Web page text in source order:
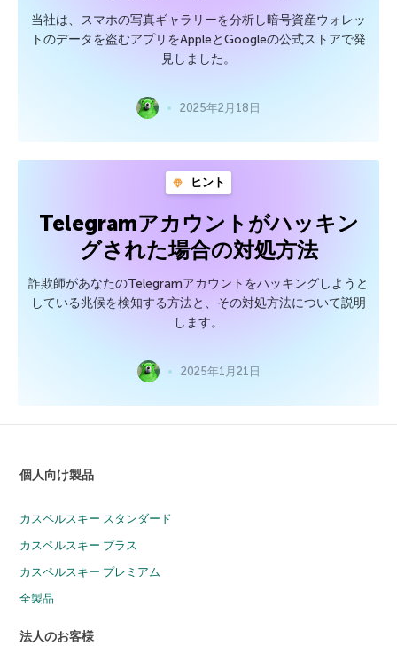
当社は、スマホの写真ギャラリーを分析し暗号資産ウォレッ
トのデータを盗むアプリをAppleとGoogleの公式ストアで発
見しました。
2025年2月18日
ヒント
Telegramアカウントがハッキン
グされた場合の対処方法
詐欺師があなたのTelegramアカウントをハッキングしようと
している兆候を検知する方法と、その対処方法について説明
します。
2025年1月21日
個人向け製品
カスペルスキー スタンダード
カスペルスキー プラス
カスペルスキー プレミアム
全製品
法人のお客様